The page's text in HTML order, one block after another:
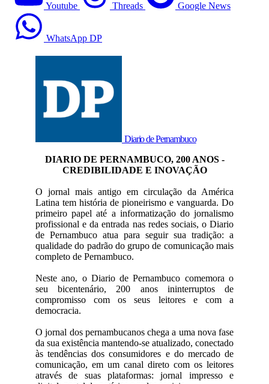
Youtube Threads Google News
WhatsApp DP
Diario de Pernambuco
DIARIO DE PERNAMBUCO, 200 ANOS -
CREDIBILIDADE E INOVAÇÃO
O jornal mais antigo em circulação da América
Latina tem história de pioneirismo e vanguarda. Do
primeiro papel até a informatização do jornalismo
profissional e da entrada nas redes sociais, o Diario
de Pernambuco atua para seguir sua tradição: a
qualidade do padrão do grupo de comunicação mais
completo de Pernambuco.
Neste ano, o Diario de Pernambuco comemora o
seu bicentenário, 200 anos ininterruptos de
compromisso com os seus leitores e com a
democracia.
O jornal dos pernambucanos chega a uma nova fase
da sua existência mantendo-se atualizado, conectado
às tendências dos consumidores e do mercado de
comunicação, em um canal direto com os leitores
através de suas plataformas: jornal impresso e